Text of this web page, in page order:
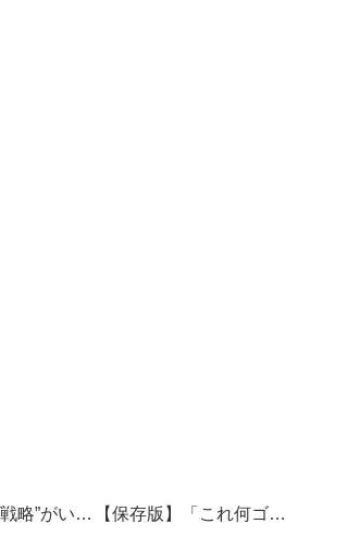
📘 働き方も“戦略”がいる──セカンドキャリアを組み直す50代の記録 【保存版】「これ何ゴミ？」で迷ったら｜捨てづらさをスコアで見える化する処分ガイド